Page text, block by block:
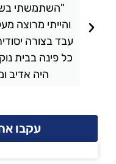
"השתמשתי
והייתי מרוצה
עבד בצורה
כל פינה בבית
היה אדיב
עקבו